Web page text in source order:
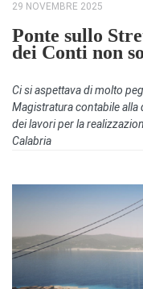
29 NOVEMBRE 2025
Ponte sullo
dei Conti non
Ci si aspettava di molto
Magistratura contabile alla
dei lavori per la
Calabria